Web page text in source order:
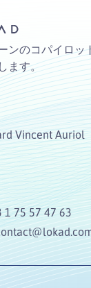
ンのコパイロッ
ます。
Vincent Auriol
1 75 57 47 63